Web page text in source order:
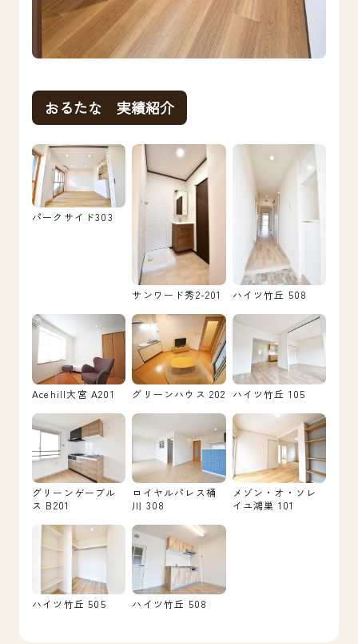
おるたな 実績紹介
パークサイド303
サンワード秀2-201 ハイツ竹丘 508
Acehill大宮 A201 グリーンハウス 202 ハイツ竹丘 105
グリーンゲーブル
ス B201
ロイヤルパレス桶
川 308
メゾン・オ・ソレ
イユ鴻巣 101
ハイツ竹丘 505 ハイツ竹丘 508